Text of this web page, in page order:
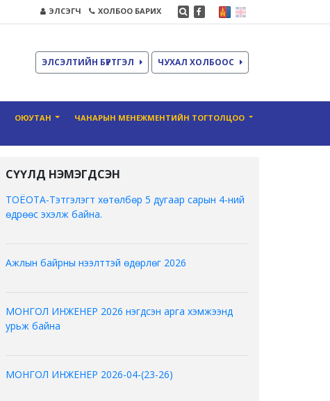
ЭЛСЭГЧ ХОЛБОО БАРИХ
ЭЛСЭЛТИЙН БҮРТГЭЛ ЧУХАЛ ХОЛБООС
ОЮУТАН ЧАНАРЫН МЕНЕЖМЕНТИЙН ТОГТОЛЦОО
СҮҮЛД НЭМЭГДСЭН
ТОЁОТА-Тэтгэлэгт хөтөлбөр 5 дугаар сарын 4-ний
өдрөөс эхэлж байна.
Ажлын байрны нээлттэй өдөрлөг 2026
МОНГОЛ ИНЖЕНЕР 2026 нэгдсэн арга хэмжээнд
урьж байна
МОНГОЛ ИНЖЕНЕР 2026-04-(23-26)